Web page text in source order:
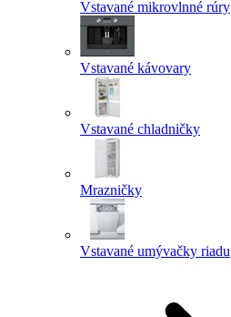
Vstavané mikrovlnné rúry
Vstavané kávovary
Vstavané chladničky
Mrazničky
Vstavané umývačky riadu